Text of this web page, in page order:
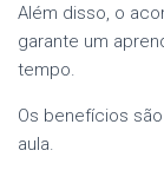
Além disso, o
garante um
tempo.
Os benefícios
aula.